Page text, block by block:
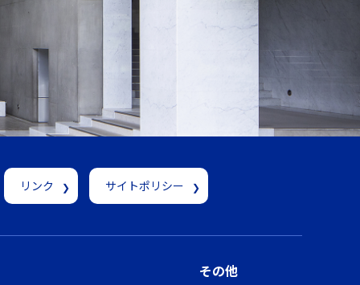
リンク サイトポリシー
その他